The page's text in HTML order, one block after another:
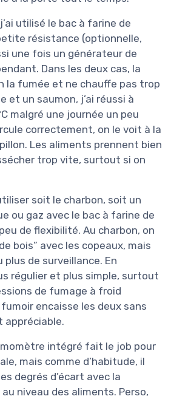
utilisé le bac à farine de
résistance (optionnelle,
une fois un générateur de
Dans les deux cas, la
la fumée et ne chauffe pas trop
et un saumon, j’ai réussi à
malgré une journée un peu
correctement, on le voit à la
Les aliments prennent bien
trop vite, surtout si on
soit le charbon, soit un
ou gaz avec le bac à farine de
de flexibilité. Au charbon, on
bois” avec les copeaux, mais
plus de surveillance. En
régulier et plus simple, surtout
de fumage à froid
encaisse les deux sans
appréciable.
intégré fait le job pour
mais comme d’habitude, il
degrés d’écart avec la
niveau des aliments. Perso,